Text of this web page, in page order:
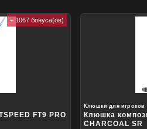
+ 1067 бонуса(ов)
FT9 PRO
Клюшки для игроков
Клюшка
CHARCOAL SR